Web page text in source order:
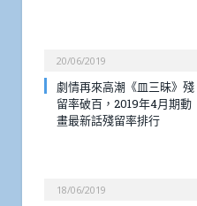
20/06/2019
劇情再來高潮《皿三昧》殘
留率破百，2019年4月期動
畫最新話殘留率排行
18/06/2019